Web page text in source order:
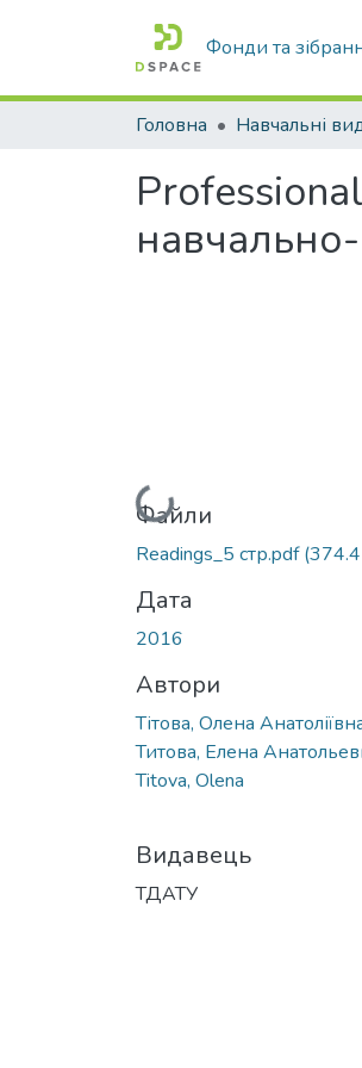
Фонди та
Головна
Вантажиться...
Файли
Readings_5 стр.pdf
Дата
2016
Автори
Тітова, Олена
Титова, Елена
Titova, Olena
Видавець
ТДАТУ